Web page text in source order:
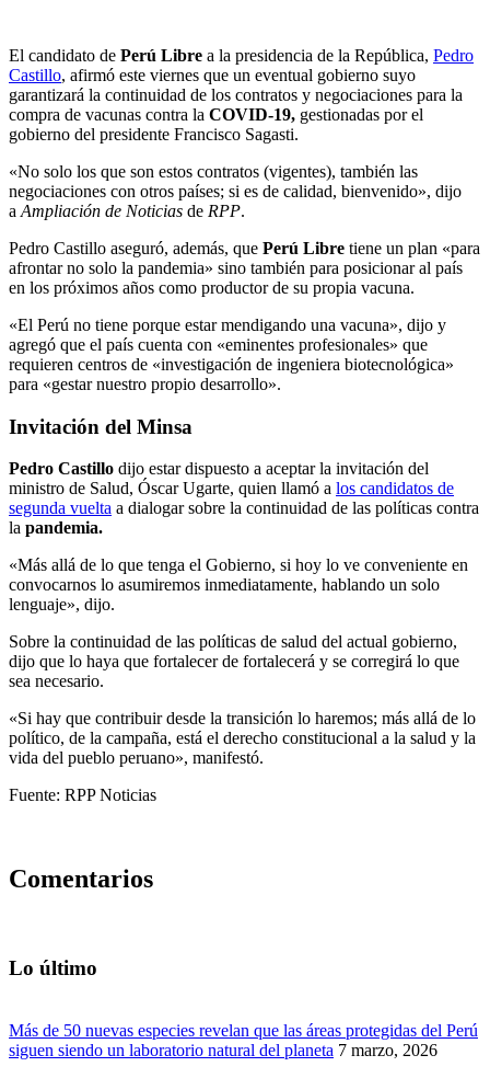
El candidato de Perú Libre a la presidencia de la República, Pedro
Castillo, afirmó este viernes que un eventual gobierno suyo
garantizará la continuidad de los contratos y negociaciones para la
compra de vacunas contra la COVID-19, gestionadas por el
gobierno del presidente Francisco Sagasti.
«No solo los que son estos contratos (vigentes), también las
negociaciones con otros países; si es de calidad, bienvenido», dijo
a Ampliación de Noticias de RPP.
Pedro Castillo aseguró, además, que Perú Libre tiene un plan «para
afrontar no solo la pandemia» sino también para posicionar al país
en los próximos años como productor de su propia vacuna.
«El Perú no tiene porque estar mendigando una vacuna», dijo y
agregó que el país cuenta con «eminentes profesionales» que
requieren centros de «investigación de ingeniera biotecnológica»
para «gestar nuestro propio desarrollo».
Invitación del Minsa
Pedro Castillo dijo estar dispuesto a aceptar la invitación del
ministro de Salud, Óscar Ugarte, quien llamó a los candidatos de
segunda vuelta a dialogar sobre la continuidad de las políticas contra
la pandemia.
«Más allá de lo que tenga el Gobierno, si hoy lo ve conveniente en
convocarnos lo asumiremos inmediatamente, hablando un solo
lenguaje», dijo.
Sobre la continuidad de las políticas de salud del actual gobierno,
dijo que lo haya que fortalecer de fortalecerá y se corregirá lo que
sea necesario.
«Si hay que contribuir desde la transición lo haremos; más allá de lo
político, de la campaña, está el derecho constitucional a la salud y la
vida del pueblo peruano», manifestó.
Fuente: RPP Noticias
Comentarios
Lo último
Más de 50 nuevas especies revelan que las áreas protegidas del Perú
siguen siendo un laboratorio natural del planeta 7 marzo, 2026